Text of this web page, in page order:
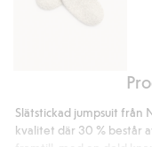
ull
Slätstickad jumpsuit från
kvalitet där 30 % består